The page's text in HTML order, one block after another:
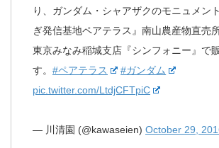
り、ガンダム・シャアザクのモニュメン
ぎ発信基地ペアテラス』南山農産物直売
東京みなみ稲城支店『シンフォニー』で
す。 #ペアテラス
#ガンダム
pic.twitter.com/LtdjCFTpiC
— 川清園 (@kawaseien) October 29,